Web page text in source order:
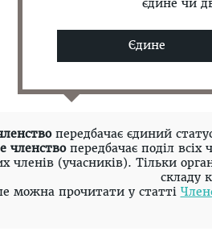
Єдине
передбачає єдиний
членство передбачає поділ всіх
членів (учасників). Тільки
складу
можна прочитати у статті